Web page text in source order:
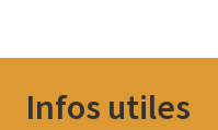
Infos utiles